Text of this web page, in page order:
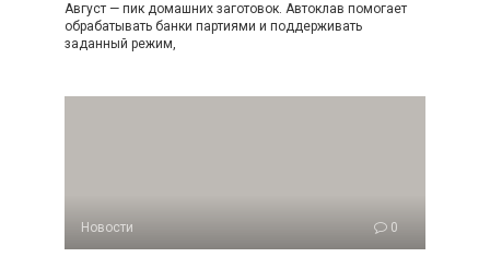
Август — пик домашних заготовок. Автоклав помогает
обрабатывать банки партиями и поддерживать
заданный режим,
Новости 0